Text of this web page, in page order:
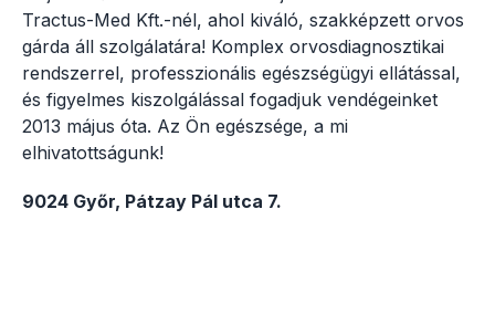
Tractus-Med Kft.-nél, ahol kiváló, szakképzett orvos
gárda áll szolgálatára! Komplex orvosdiagnosztikai
rendszerrel, professzionális egészségügyi ellátással,
és figyelmes kiszolgálással fogadjuk vendégeinket
2013 május óta. Az Ön egészsége, a mi
elhivatottságunk!
9024 Győr, Pátzay Pál utca 7.